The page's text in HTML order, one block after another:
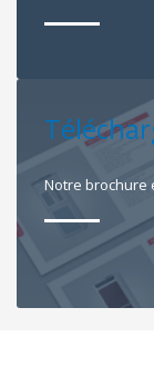
Notre brochure